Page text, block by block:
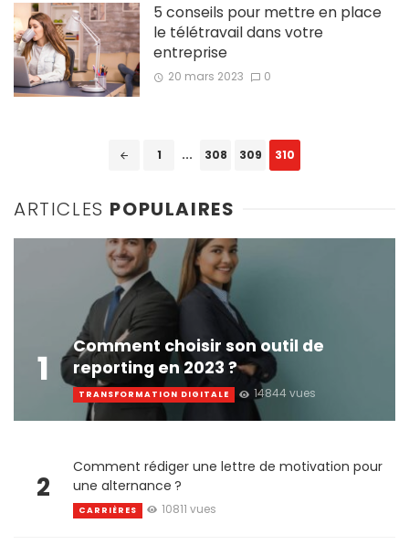
5 conseils pour mettre en place
le télétravail dans votre
entreprise
20 mars 2023 0
1 ... 308 309 310
ARTICLES POPULAIRES
1
Comment choisir son outil de
reporting en 2023 ?
TRANSFORMATION DIGITALE 14844 vues
2
Comment rédiger une lettre de motivation pour
une alternance ?
CARRIÈRES 10811 vues